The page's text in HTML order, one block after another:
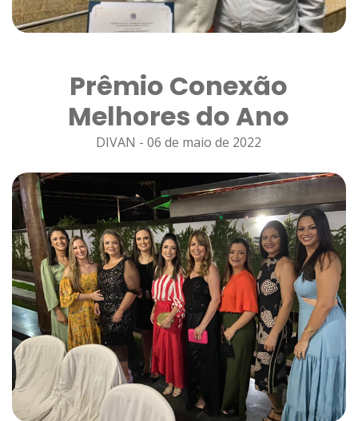
Prêmio Conexão
Melhores do Ano
DIVAN - 06 de maio de 2022